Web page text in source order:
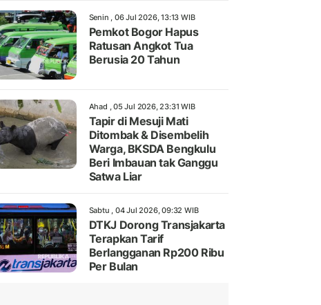
Senin , 06 Jul 2026, 13:13 WIB
Pemkot Bogor Hapus
Ratusan Angkot Tua
Berusia 20 Tahun
Ahad , 05 Jul 2026, 23:31 WIB
Tapir di Mesuji Mati
Ditombak & Disembelih
Warga, BKSDA Bengkulu
Beri Imbauan tak Ganggu
Satwa Liar
Sabtu , 04 Jul 2026, 09:32 WIB
DTKJ Dorong Transjakarta
Terapkan Tarif
Berlangganan Rp200 Ribu
Per Bulan